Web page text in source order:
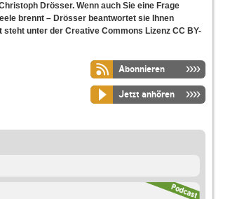
Drösser. Wenn auch Sie eine Frage
brennt – Drösser beantwortet sie Ihnen
unter der Creative Commons Lizenz CC BY-
Abonnieren
Jetzt anhören